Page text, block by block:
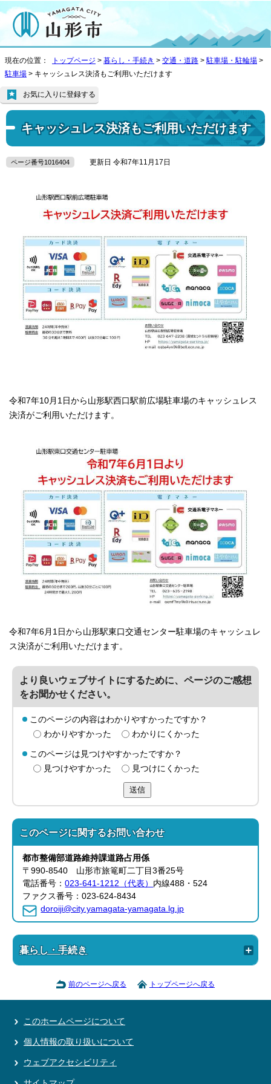
現在の位置： トップページ > 暮らし・手続き > 交通・道路 > 駐車場・駐輪場 >
駐車場 > キャッシュレス決済もご利用いただけます
キャッシュレス決済もご利用いただけます
お気に入りに登録する
ページ番号1016404 更新日 令和7年11月17日
令和7年10月1日から山形駅西口駅前広場駐車場のキャッシュレス
決済がご利用いただけます。
令和7年6月1日から山形駅東口交通センター駐車場のキャッシュレ
ス決済がご利用いただけます。
より良いウェブサイトにするために、ページのご感想
をお聞かせください。
このページの内容はわかりやすかったですか？
わかりやすかった
わかりにくかった
このページは見つけやすかったですか？
見つけやすかった
見つけにくかった
送信
このページに関するお問い合わせ
都市整備部道路維持課道路占用係
〒990-8540 山形市旅篭町二丁目3番25号
電話番号：023-641-1212（代表） 内線488・524
ファクス番号：023-624-8434
doroiji@city.yamagata-yamagata.lg.jp
暮らし・手続き
前のページへ戻る トップページへ戻る
このホームページについて
個人情報の取り扱いについて
ウェブアクセシビリティ